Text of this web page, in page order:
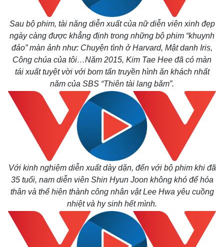
Vụ án
Tin nóng
Tư vấn luật
Quân sự - Quốc phòng
Vũ khí
Việt Nam
Phân tích
Sau bộ phim, tài năng diễn xuất của nữ diễn viên xinh đẹp
ngày càng được khẳng định trong những bộ phim “khuynh
đảo” màn ảnh như: Chuyện tình ở Harvard, Mật danh Iris,
Công chúa của tôi…Năm 2015, Kim Tae Hee đã có màn
tái xuất tuyệt vời với bom tấn truyền hình ăn khách nhất
năm của SBS “Thiên tài lang băm”.
Với kinh nghiệm diễn xuất dày dặn, đến với bộ phim khi đã
35 tuổi, nam diễn viên Shin Hyun Joon không khó để hóa
thân và thể hiện thành công nhân vật Lee Hwa yêu cuồng
nhiệt và hy sinh hết mình.